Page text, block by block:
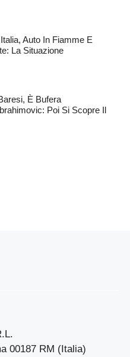
Auto In Fiamme E
La Situazione
È Bufera
Poi Si Scopre Il
00187 RM (Italia)